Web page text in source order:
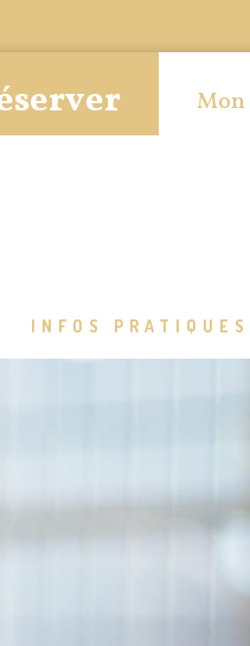
Mon
INFOS PRATIQUES